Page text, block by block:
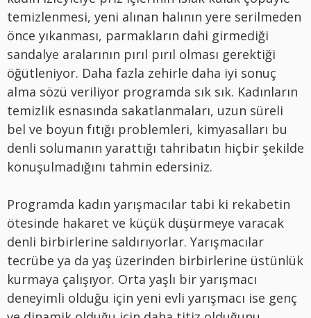
temizlenmesi, yeni alınan halının yere serilmeden
önce yıkanması, parmakların dahi girmediği
sandalye aralarının pırıl pırıl olması gerektiği
öğütleniyor. Daha fazla zehirle daha iyi sonuç
alma sözü veriliyor programda sık sık. Kadınların
temizlik esnasında sakatlanmaları, uzun süreli
bel ve boyun fıtığı problemleri, kimyasalları bu
denli solumanın yarattığı tahribatın hiçbir şekilde
konuşulmadığını tahmin edersiniz.
Programda kadın yarışmacılar tabi ki rekabetin
ötesinde hakaret ve küçük düşürmeye varacak
denli birbirlerine saldırıyorlar. Yarışmacılar
tecrübe ya da yaş üzerinden birbirlerine üstünlük
kurmaya çalışıyor. Orta yaşlı bir yarışmacı
deneyimli olduğu için yeni evli yarışmacı ise genç